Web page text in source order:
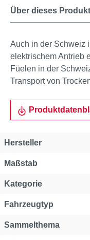
Über dieses Produkt
Auch in der Schweiz
elektrischem Antrieb
Füelen in der
Transport von
Hersteller
Maßstab
Kategorie
Fahrzeugtyp
Sammelthema